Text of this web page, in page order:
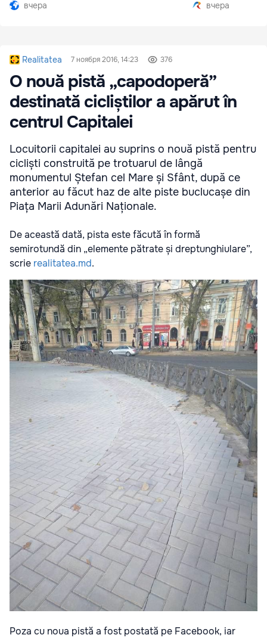
вчера вчера
Realitatea 7 ноября 2016, 14:23 376
O nouă pistă „capodoperă”
destinată cicliștilor a apărut în
centrul Capitalei
Locuitorii capitalei au suprins o nouă pistă pentru
cicliști construită pe trotuarul de lângă
monumentul Ștefan cel Mare și Sfânt, după ce
anterior au făcut haz de alte piste buclucașe din
Piața Marii Adunări Naționale.
De această dată, pista este făcută în formă
semirotundă din „elemente pătrate și dreptunghiulare”,
scrie realitatea.md.
Poza cu noua pistă a fost postată pe Facebook, iar